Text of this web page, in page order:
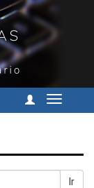
Cambiar
Ir